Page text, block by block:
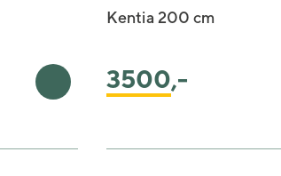
Legg i handlekurv
Kentia 200 cm
3500,-